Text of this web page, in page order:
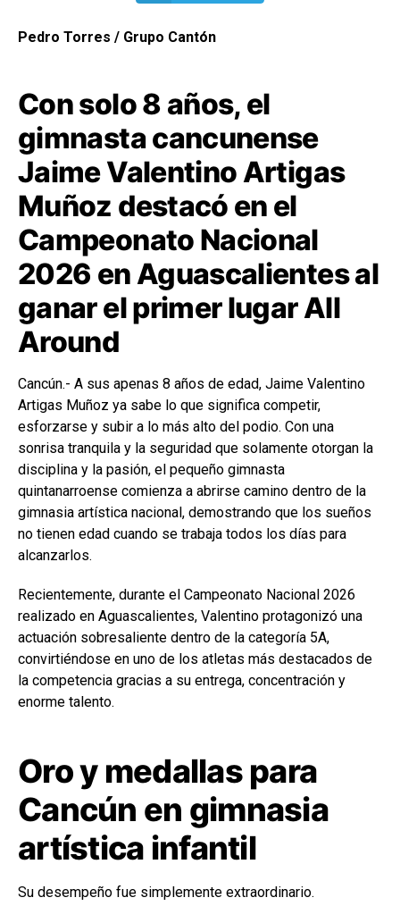
Pedro Torres / Grupo Cantón
Con solo 8 años, el
gimnasta cancunense
Jaime Valentino Artigas
Muñoz destacó en el
Campeonato Nacional
2026 en Aguascalientes al
ganar el primer lugar All
Around
Cancún.- A sus apenas 8 años de edad, Jaime Valentino
Artigas Muñoz ya sabe lo que significa competir,
esforzarse y subir a lo más alto del podio. Con una
sonrisa tranquila y la seguridad que solamente otorgan la
disciplina y la pasión, el pequeño gimnasta
quintanarroense comienza a abrirse camino dentro de la
gimnasia artística nacional, demostrando que los sueños
no tienen edad cuando se trabaja todos los días para
alcanzarlos.
Recientemente, durante el Campeonato Nacional 2026
realizado en Aguascalientes, Valentino protagonizó una
actuación sobresaliente dentro de la categoría 5A,
convirtiéndose en uno de los atletas más destacados de
la competencia gracias a su entrega, concentración y
enorme talento.
Oro y medallas para
Cancún en gimnasia
artística infantil
Su desempeño fue simplemente extraordinario.